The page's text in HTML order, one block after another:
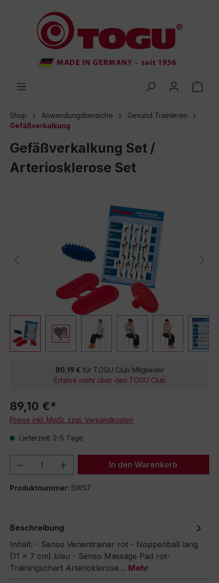
springen
Shop Anwendungsbereiche
Gesund Trainieren
Gefäßverkalkung
Gefäßverkalkung Set /
Arteriosklerose Set
80,19 € für TOGU Club Mitglieder
Erfahre mehr über den TOGU Club
89,10 €*
Preise inkl. MwSt. zzgl. Versandkosten
Lieferzeit: 2-5 Tage
Produkt Anzahl: Gib denIn den Warenkorb
Produktnummer: SW57
Beschreibung
Inhalt: - Senso Venentrainer rot - Noppenball lang
(11 x 7 cm) blau - Senso Massage Pad rot-
Trainingschart Arterioklerose… Mehr